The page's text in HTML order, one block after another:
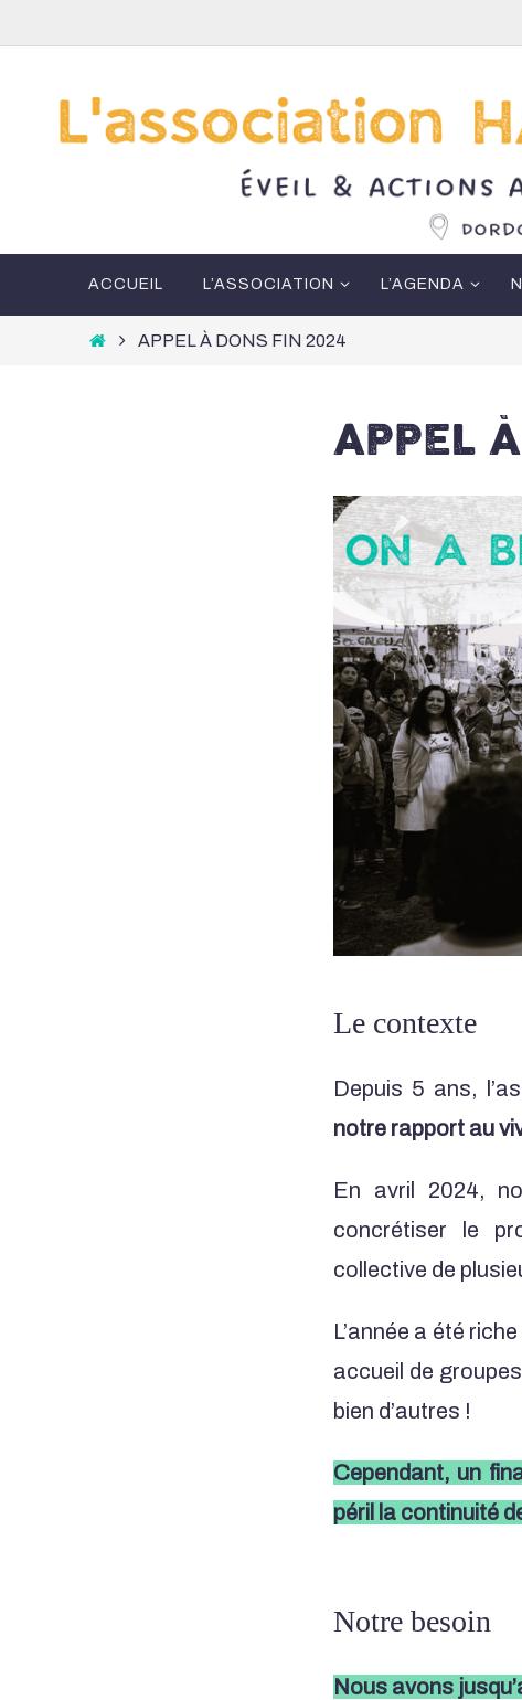
contenu
ACCUEIL L’ASSOCIATION L’AGENDA
HomeAPPEL À DONS FIN 2024
APPEL
Le contexte
Depuis 5 ans,
notre rapport au
En avril 2024,
concrétiser le
collective de
L’année a été
accueil de
bien d’autres !
Cependant, un
péril la continuité
Notre besoin
Nous avons